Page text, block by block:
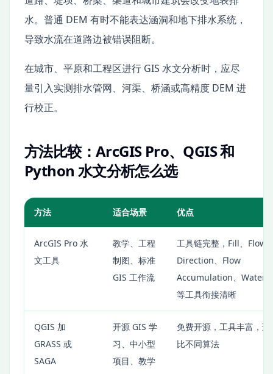
水。普通 DEM 有时不能表达涵洞和地下排水系统，
导致水流在道路边被错误阻断。
在城市、平原和工程区进行 GIS 水文分析时，应尽
量引入实测排水管网、河渠、桥涵或高精度 DEM 进
行校正。
方法比较：ArcGIS Pro、QGIS 和
Python 水文分析怎么选
方法 适合场景 优点
ArcGIS Pro 水
文工具
教学、工程
制图、标准
GIS 工作流
工具链完整，Fill、Flow
Direction、Flow
Accumulation、
等工具衔接清晰
QGIS 加
GRASS 或
SAGA
开源 GIS 学
习、中小型
项目、教学
免费开源，工具丰富，适
比不同算法